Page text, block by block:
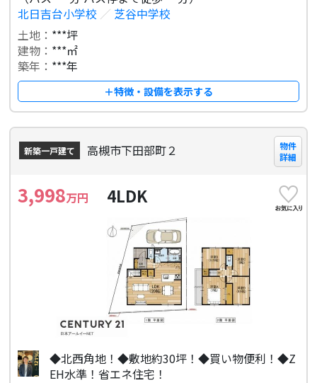
北日吉台小学校 ／ 芝谷中学校
土地： ***坪
建物： ***㎡
築年： ***年
＋特徴・設備を表示する
新築一戸建て 高槻市下田部町２
物件
詳細
3,998万円 4LDK
◆北西角地！◆敷地約30坪！◆買い物便利！◆Z
EH水準！省エネ住宅！